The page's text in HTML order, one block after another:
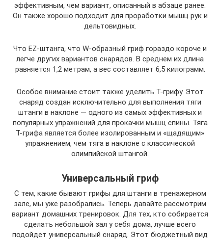
эффективным, чем вариант, описанный в абзаце ранее.
Он также хорошо подходит для проработки мышц рук и
дельтовидных.
Что EZ-штанга, что W-образный гриф гораздо короче и
легче других вариантов снарядов. В среднем их длина
равняется 1,2 метрам, а вес составляет 6,5 килограмм.
Особое внимание стоит также уделить T-грифу. Этот
снаряд создан исключительно для выполнения тяги
штанги в наклоне — одного из самых эффективных и
популярных упражнений для прокачки мышц спины. Тяга
T-грифа является более изолированным и «щадящим»
упражнением, чем тяга в наклоне с классической
олимпийской штангой.
Универсальный гриф
С тем, какие бывают грифы для штанги в тренажерном
зале, мы уже разобрались. Теперь давайте рассмотрим
вариант домашних тренировок. Для тех, кто собирается
сделать небольшой зал у себя дома, лучше всего
подойдет универсальный снаряд. Этот бюджетный вид